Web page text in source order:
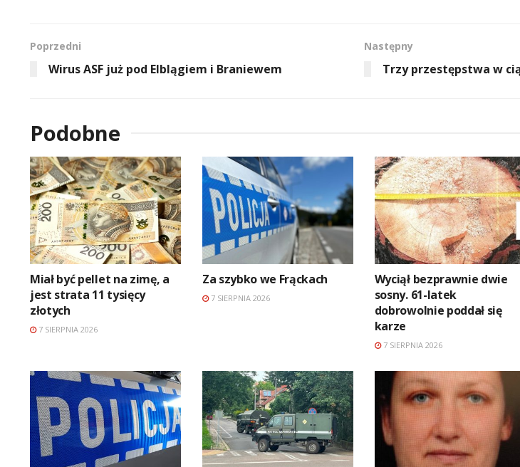
Poprzedni
Wirus ASF już pod Elblągiem i Braniewem
Następny
Trzy przestępstwa w
Podobne
Miał być pellet na zimę, a
jest strata 11 tysięcy
złotych
7 SIERPNIA 2026
Za szybko we Frąckach
7 SIERPNIA 2026
Wyciął bezprawnie dwie
sosny. 61-latek
dobrowolnie poddał się
karze
7 SIERPNIA 2026